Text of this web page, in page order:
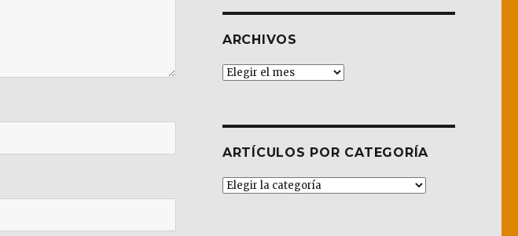
ARCHIVOS
Archivos
ARTÍCULOS POR CATEGORÍA
Artículos